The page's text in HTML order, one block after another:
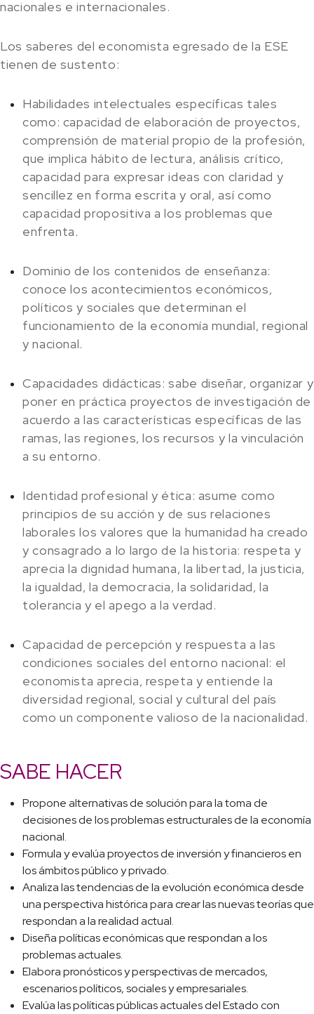
nacionales e internacionales.
Los saberes del economista egresado de la ESE
tienen de sustento:
Habilidades intelectuales específicas tales
como: capacidad de elaboración de proyectos,
comprensión de material propio de la profesión,
que implica hábito de lectura, análisis crítico,
capacidad para expresar ideas con claridad y
sencillez en forma escrita y oral, así como
capacidad propositiva a los problemas que
enfrenta.
Dominio de los contenidos de enseñanza:
conoce los acontecimientos económicos,
políticos y sociales que determinan el
funcionamiento de la economía mundial, regional
y nacional.
Capacidades didácticas: sabe diseñar, organizar y
poner en práctica proyectos de investigación de
acuerdo a las características específicas de las
ramas, las regiones, los recursos y la vinculación
a su entorno.
Identidad profesional y ética: asume como
principios de su acción y de sus relaciones
laborales los valores que la humanidad ha creado
y consagrado a lo largo de la historia: respeta y
aprecia la dignidad humana, la libertad, la justicia,
la igualdad, la democracia, la solidaridad, la
tolerancia y el apego a la verdad.
Capacidad de percepción y respuesta a las
condiciones sociales del entorno nacional: el
economista aprecia, respeta y entiende la
diversidad regional, social y cultural del país
como un componente valioso de la nacionalidad.
SABE HACER
Propone alternativas de solución para la toma de
decisiones de los problemas estructurales de la economía
nacional.
Formula y evalúa proyectos de inversión y financieros en
los ámbitos público y privado.
Analiza las tendencias de la evolución económica desde
una perspectiva histórica para crear las nuevas teorías que
respondan a la realidad actual.
Diseña políticas económicas que respondan a los
problemas actuales.
Elabora pronósticos y perspectivas de mercados,
escenarios políticos, sociales y empresariales.
Evalúa las políticas públicas actuales del Estado con